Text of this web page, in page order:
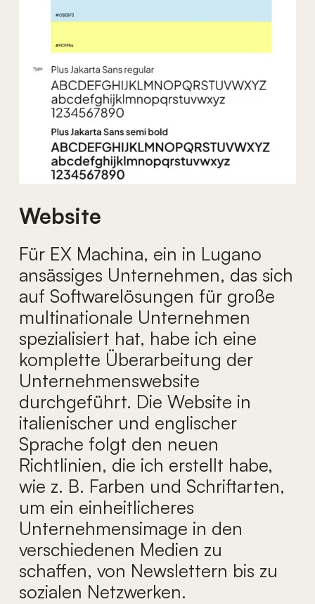
Website
Für EX Machina, ein in Lugano
ansässiges Unternehmen, das sich
auf Softwarelösungen für große
multinationale Unternehmen
spezialisiert hat, habe ich eine
komplette Überarbeitung der
Unternehmenswebsite
durchgeführt. Die Website in
italienischer und englischer
Sprache folgt den neuen
Richtlinien, die ich erstellt habe,
wie z. B. Farben und Schriftarten,
um ein einheitlicheres
Unternehmensimage in den
verschiedenen Medien zu
schaffen, von Newslettern bis zu
sozialen Netzwerken.